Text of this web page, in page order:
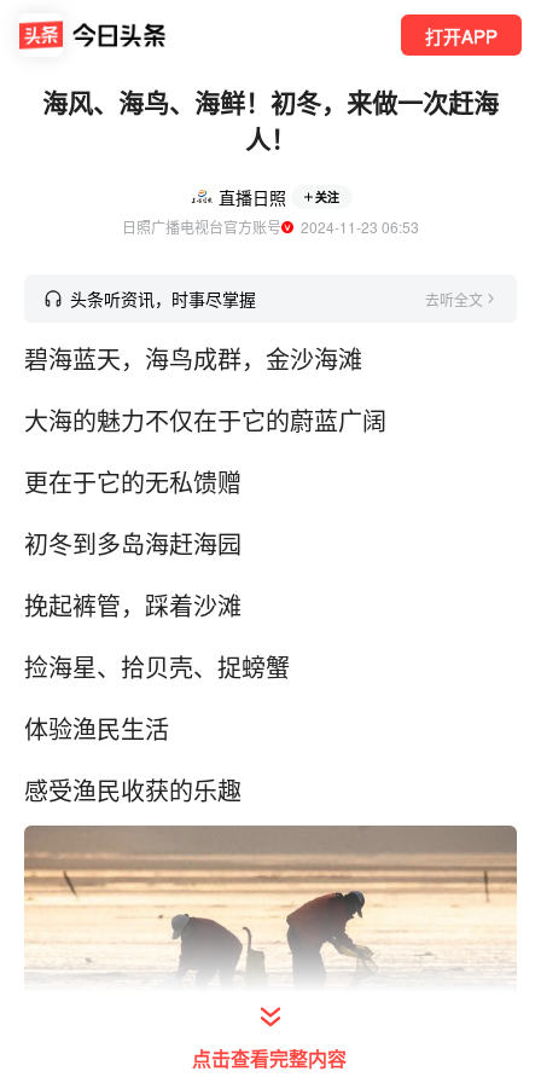
打开APP
海风、海鸟、海鲜！初冬，来做一次赶海
人！
直播日照 关注
日照广播电视台官方账号
  2024-11-23 06:53
头条听资讯，时事尽掌握 去听全文
碧海蓝天，海鸟成群，金沙海滩
大海的魅力不仅在于它的蔚蓝广阔
更在于它的无私馈赠
初冬到多岛海赶海园
挽起裤管，踩着沙滩
捡海星、拾贝壳、捉螃蟹
体验渔民生活
感受渔民收获的乐趣
点击查看完整内容